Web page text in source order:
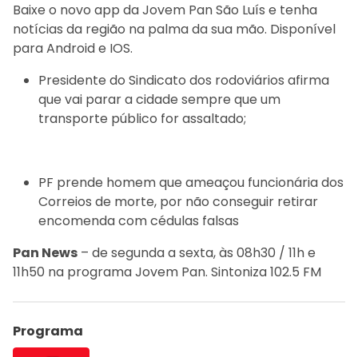
Baixe o novo app da Jovem Pan São Luís e tenha
notícias da região na palma da sua mão. Disponível
para Android e IOS.
Presidente do Sindicato dos rodoviários afirma
que vai parar a cidade sempre que um
transporte público for assaltado;
PF prende homem que ameaçou funcionária dos
Correios de morte, por não conseguir retirar
encomenda com cédulas falsas
Pan News – de segunda a sexta, às 08h30 / 11h e
11h50 na programa Jovem Pan. Sintoniza 102.5 FM
Programa